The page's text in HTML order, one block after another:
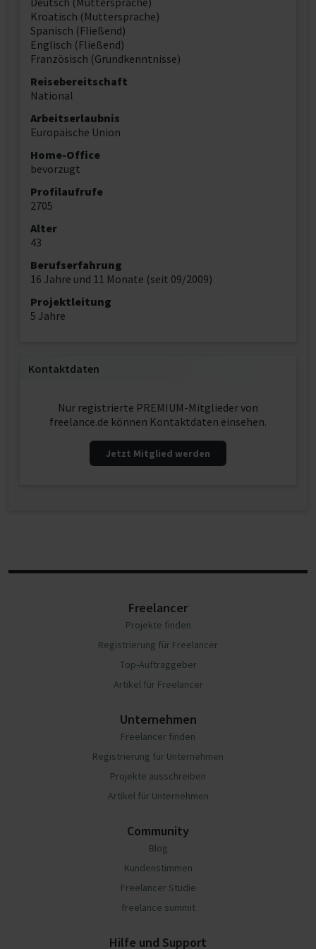
Kroatisch (Muttersprache)
Spanisch (Fließend)
Englisch (Fließend)
Französisch (Grundkenntnisse)
Reisebereitschaft
National
Arbeitserlaubnis
Europäische Union
Home-Office
bevorzugt
Profilaufrufe
2705
Alter
43
Berufserfahrung
16 Jahre und 11 Monate (seit 09/2009)
Projektleitung
5 Jahre
Kontaktdaten
Nur registrierte PREMIUM-Mitglieder von
freelance.de können Kontaktdaten einsehen.
Jetzt Mitglied werden
Freelancer
Projekte finden
Registrierung für Freelancer
Top-Auftraggeber
Artikel für Freelancer
Unternehmen
Freelancer finden
Registrierung für Unternehmen
Projekte ausschreiben
Artikel für Unternehmen
Community
Blog
Kundenstimmen
Freelancer Studie
freelance summit
Hilfe und Support